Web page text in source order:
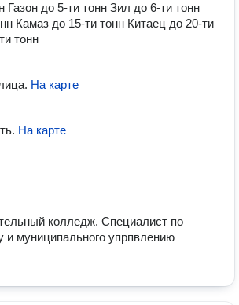
Газон до 5-ти тонн Зил до 6-ти тонн
Камаз до 15-ти тонн Китаец до 20-ти
тонн
. На карте
. На карте
колледж. Специалист по
и муниципального упрпвлению